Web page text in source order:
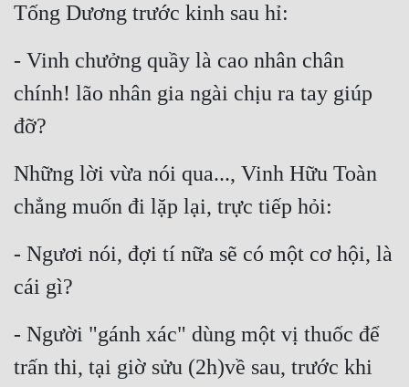
Tống Dương trước kinh sau hỉ:
- Vinh chưởng quầy là cao nhân chân
chính! lão nhân gia ngài chịu ra tay giúp
đỡ?
Những lời vừa nói qua..., Vinh Hữu Toàn
chẳng muốn đi lặp lại, trực tiếp hỏi:
- Ngươi nói, đợi tí nữa sẽ có một cơ hội, là
cái gì?
- Người "gánh xác" dùng một vị thuốc để
trấn thi, tại giờ sửu (2h)về sau, trước khi